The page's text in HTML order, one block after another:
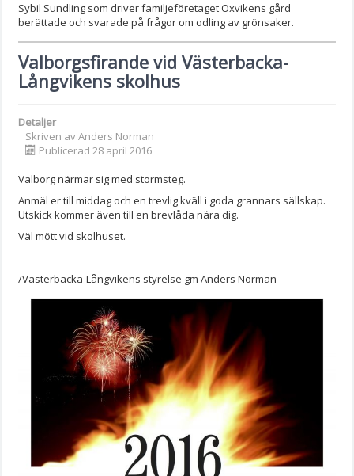
Sybil Sundling som driver familjeföretaget Oxvikens gård
berättade och svarade på frågor om odling av grönsaker.
Valborgsfirande vid Västerbacka-
Långvikens skolhus
Detaljer
Skriven avAnders Norman
Publicerad 28 april 2016
Valborg närmar sig med stormsteg.
Anmäl er till middag och en trevlig kväll i goda grannars sällskap.
Utskick kommer även till en brevlåda nära dig.
Väl mött vid skolhuset.
/Västerbacka-Långvikens styrelse gm Anders Norman